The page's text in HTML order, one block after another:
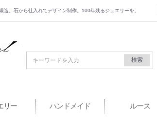
。石から仕入れてデザイン制作。100年残るジュエリーを。
公式サイト
検索
リー ハンドメイド ルース